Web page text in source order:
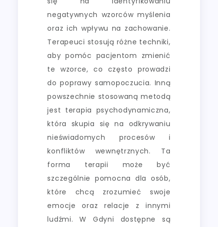
negatywnych wzorców myślenia
oraz ich wpływu na zachowanie.
Terapeuci stosują różne techniki,
aby pomóc pacjentom zmienić
te wzorce, co często prowadzi
do poprawy samopoczucia. Inną
powszechnie stosowaną metodą
jest terapia psychodynamiczna,
która skupia się na odkrywaniu
nieświadomych procesów i
konfliktów wewnętrznych. Ta
forma terapii może być
szczególnie pomocna dla osób,
które chcą zrozumieć swoje
emocje oraz relacje z innymi
ludźmi. W Gdyni dostępne są